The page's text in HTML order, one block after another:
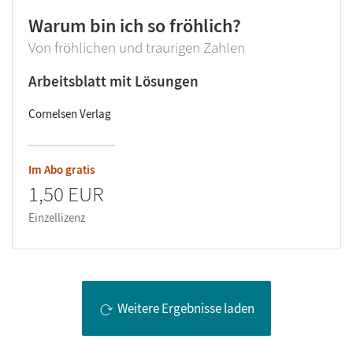
Warum bin ich so fröhlich?
Von fröhlichen und traurigen Zahlen
Arbeitsblatt mit Lösungen
Cornelsen Verlag
Im Abo gratis
1,50 EUR
Einzellizenz
Weitere Ergebnisse laden